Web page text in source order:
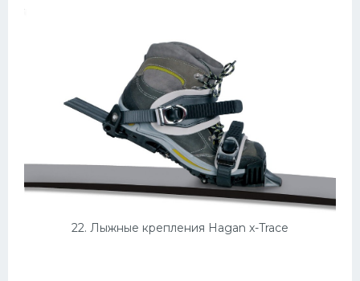
22. Лыжные крепления Hagan x-Trace